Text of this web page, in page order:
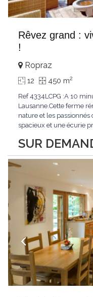
Rêvez grand :
!
SUR
Ropraz
12 450 m2
Ref 4334LCPG :A 10
Lausanne.Cette ferme
nature et les
spacieux et une écurie
authentique et confort
duplex 2,5 pièces,